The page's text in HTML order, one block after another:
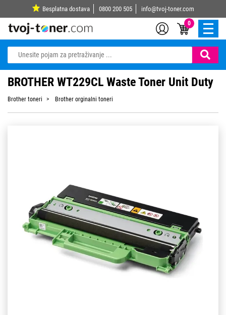
Besplatna dostava 0800 200 505 info@tvoj-toner.com
0
BROTHER WT229CL Waste Toner Unit Duty
Brother toneri Brother orginalni toneri